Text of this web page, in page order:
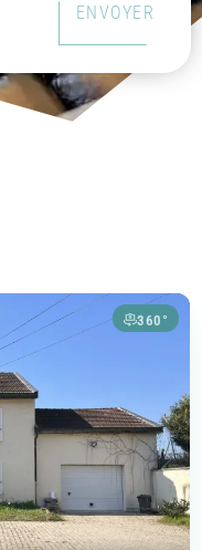
ENVOYER
360°